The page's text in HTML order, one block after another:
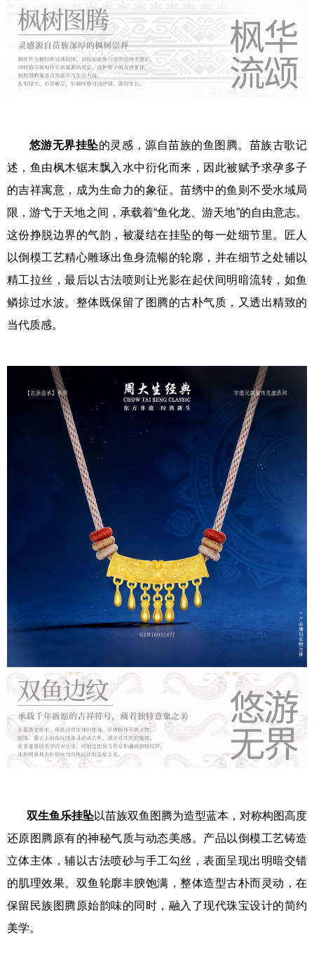
悠游无界挂坠的灵感，源自苗族的鱼图腾。苗族古歌记
述，鱼由枫木锯末飘入水中衍化而来，因此被赋予求孕多子
的吉祥寓意，成为生命力的象征。苗绣中的鱼则不受水域局
限，游弋于天地之间，承载着“鱼化龙、游天地”的自由意志。
这份挣脱边界的气韵，被凝结在挂坠的每一处细节里。匠人
以倒模工艺精心雕琢出鱼身流暢的轮廓，并在细节之处辅以
精工拉丝，最后以古法喷则让光影在起伏间明暗流转，如鱼
鳞掠过水波。整体既保留了图腾的古朴气质，又透出精致的
当代质感。
双生鱼乐挂坠以苗族双鱼图腾为造型蓝本，对称构图高度
还原图腾原有的神秘气质与动态美感。产品以倒模工艺铸造
立体主体，辅以古法喷砂与手工勾丝，表面呈现出明暗交错
的肌理效果。双鱼轮廓丰腴饱满，整体造型古朴而灵动，在
保留民族图腾原始韵味的同时，融入了现代珠宝设计的简约
美学。